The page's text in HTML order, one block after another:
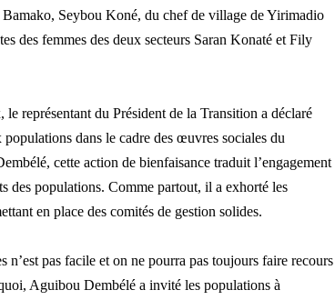
Bamako, Seybou Koné, du chef de village de Yirimadio
des femmes des deux secteurs Saran Konaté et Fily
représentant du Président de la Transition a déclaré
dans le cadre des œuvres sociales du
cette action de bienfaisance traduit l’engagement
des populations. Comme partout, il a exhorté les
en place des comités de gestion solides.
n’est pas facile et on ne pourra pas toujours faire recours
Aguibou Dembélé a invité les populations à